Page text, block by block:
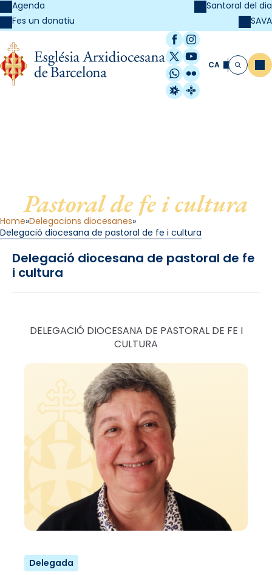
Agenda
Fes un donatiu
Santoral del dia
SAVA
Facebook
Instagram
X / Twitter
YouTube
WhatsApp
Flickr
Radio Estel
Catalunya
CA Cerca
Pastoral de fe i cultura
Home Delegacions diocesanes
Delegació diocesana de pastoral de fe i cultura
Delegació diocesana de pastoral de fe
i cultura
DELEGACIÓ DIOCESANA DE PASTORAL DE FE I
CULTURA
Delegada